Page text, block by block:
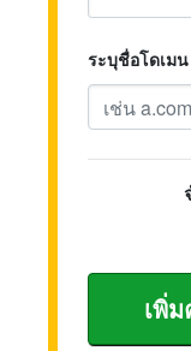
ระบุชื่อโดเมน